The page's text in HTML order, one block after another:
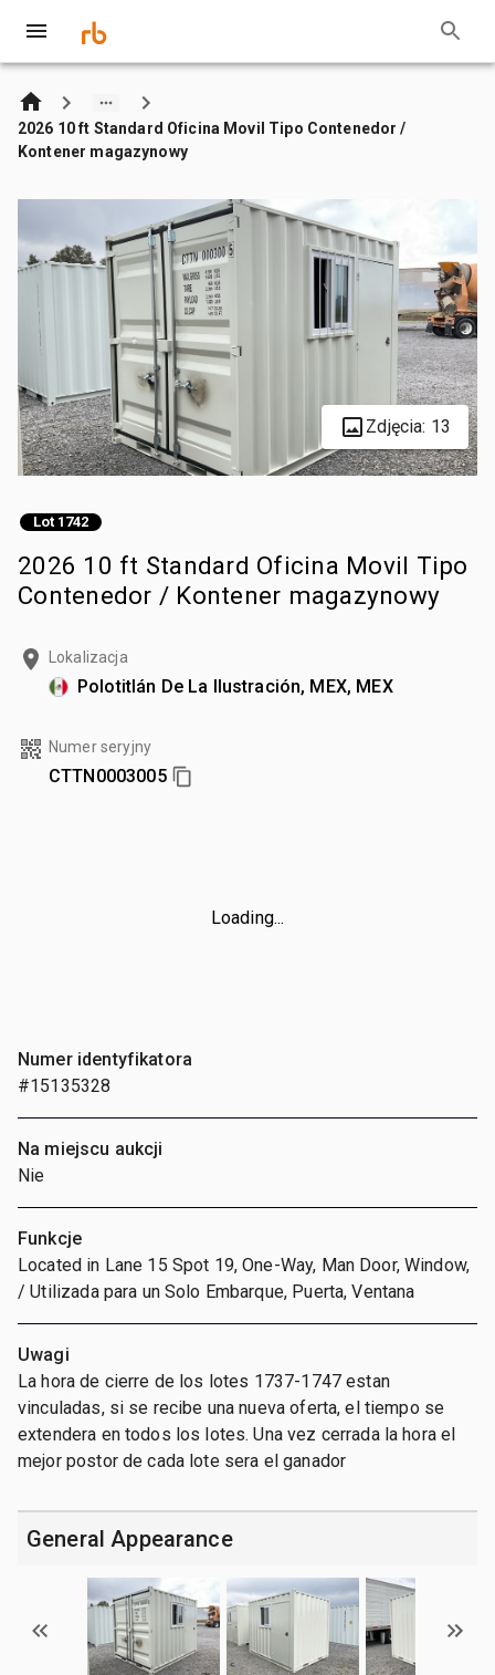
2026 10 ft Standard Oficina Movil Tipo Contenedor /
Kontener magazynowy
Zdjęcia: 13
Lot 1742
2026 10 ft Standard Oficina Movil Tipo
Contenedor / Kontener magazynowy
Lokalizacja
Polotitlán De La Ilustración, MEX, MEX
Numer seryjny
CTTN0003005
Loading...
Numer identyfikatora
#15135328
Na miejscu aukcji
Nie
Funkcje
Located in Lane 15 Spot 19, One-Way, Man Door, Window,
/ Utilizada para un Solo Embarque, Puerta, Ventana
Uwagi
La hora de cierre de los lotes 1737-1747 estan
vinculadas, si se recibe una nueva oferta, el tiempo se
extendera en todos los lotes. Una vez cerrada la hora el
mejor postor de cada lote sera el ganador
General Appearance